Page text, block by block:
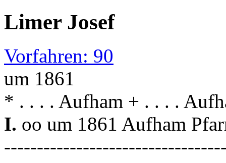
Limer Josef
Vorfahren: 90
um 1861
* . . . . Aufham + . . . .
I. oo um 1861 Aufham